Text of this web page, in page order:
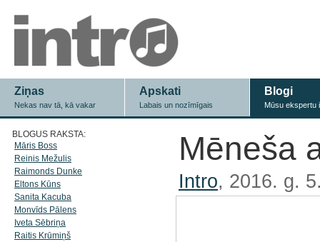
Ziņas
Nekas nav tā, kā vakar
Apskati
Labais un nozīmīgais
Blogi
Mūsu ekspertu
BLOGUS RAKSTA:
Māris Boss
Reinis Mežulis
Raimonds Dunke
Eltons Kūns
Sanita Kacuba
Monvīds Pālens
Iveta Sēbriņa
Raitis Krūmiņš
Mēneša
Intro, 2016. g.